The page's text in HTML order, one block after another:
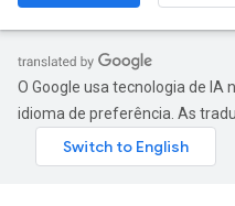
O Google usa tecnologia de IA
idioma de preferência. As